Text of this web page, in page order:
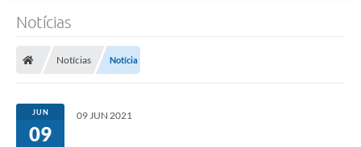
Notícias
Notícias Notícia
JUN
09
09 JUN 2021